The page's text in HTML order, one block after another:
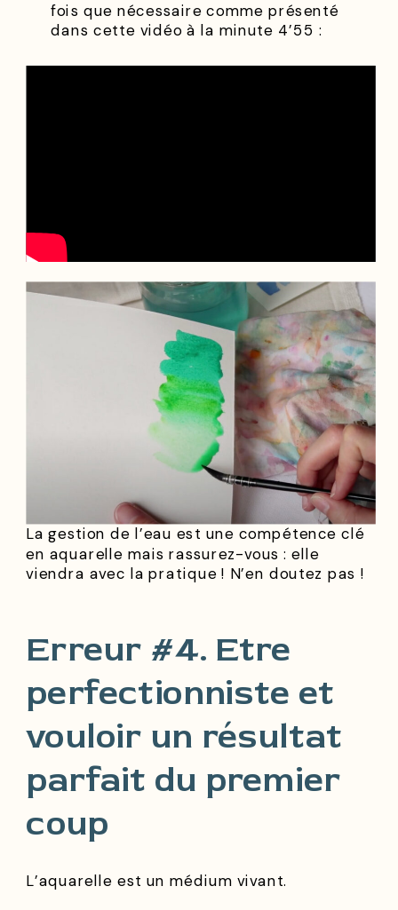
fois que nécessaire comme présenté
dans cette vidéo à la minute 4’55 :
La gestion de l’eau est une compétence clé
en aquarelle mais rassurez-vous : elle
viendra avec la pratique ! N’en doutez pas !
Erreur #4. Etre
perfectionniste et
vouloir un résultat
parfait du premier
coup
L’aquarelle est un médium vivant.